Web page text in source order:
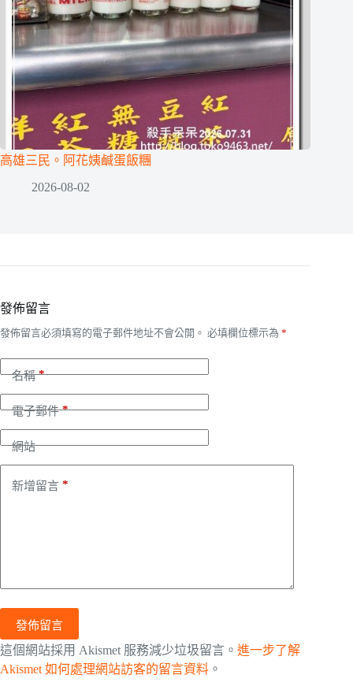
高雄三民。阿花姨鹹蛋飯糰
2026-08-02
發佈留言
發佈留言必須填寫的電子郵件地址不會公開。 必填欄位標示為 *
名稱*
電子郵件*
網站
新增留言 *
發佈留言
這個網站採用 Akismet 服務減少垃圾留言。 進一步了解
Akismet 如何處理網站訪客的留言資料 。